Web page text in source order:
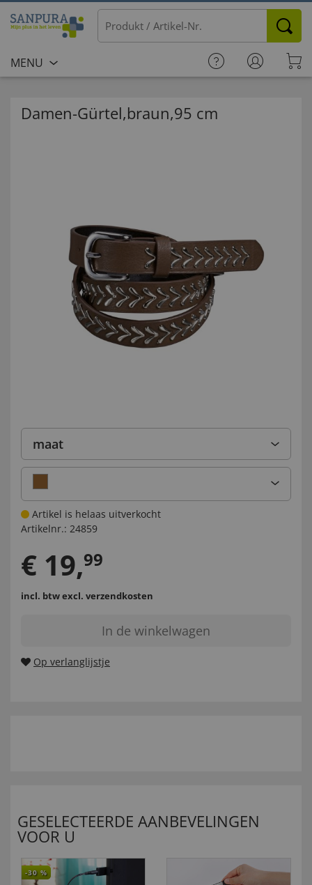
MENU
Damen-Gürtel,braun,95 cm
maat
Artikel is helaas uitverkocht
Artikelnr.: 24859
€ 19,99
incl. btwexcl. verzendkosten
In de winkelwagen
Op verlanglijstje
GESELECTEERDE AANBEVELINGEN
VOOR U
-30 %